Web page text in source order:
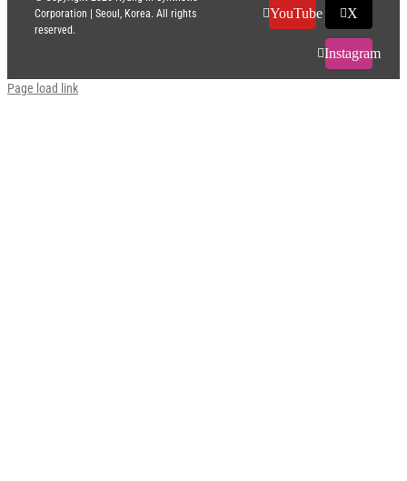
Corporation | Seoul, Korea. All rights
reserved.
YouTube X
Instagram
Page load link